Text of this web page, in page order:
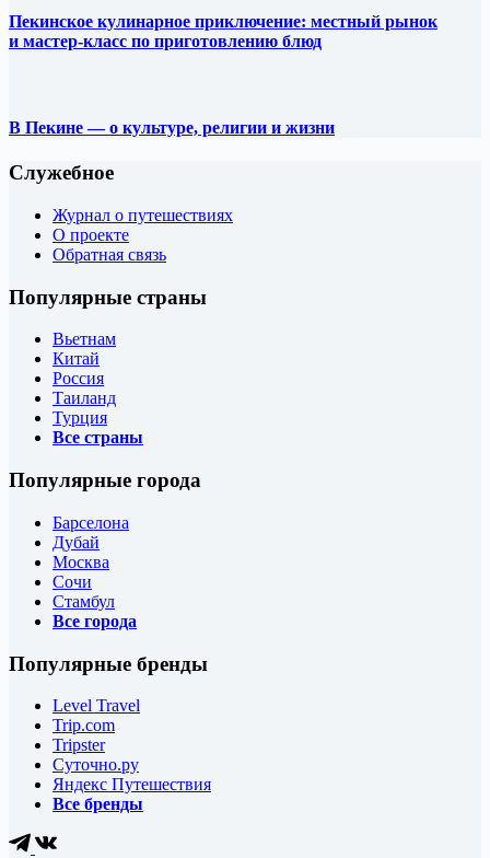
Пекинское кулинарное приключение: местный рынок
и мастер-класс по приготовлению блюд
В Пекине — о культуре, религии и жизни
Служебное
Журнал о путешествиях
О проекте
Обратная связь
Популярные страны
Вьетнам
Китай
Россия
Таиланд
Турция
Все страны
Популярные города
Барселона
Дубай
Москва
Сочи
Стамбул
Все города
Популярные бренды
Level Travel
Trip.com
Tripster
Суточно.ру
Яндекс Путешествия
Все бренды